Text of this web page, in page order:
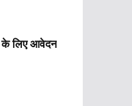
के लिए आवेदन